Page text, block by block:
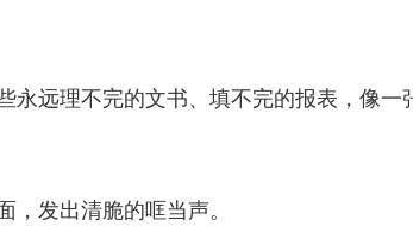
远理不完的文书、填不完的报表，像一
发出清脆的哐当声。